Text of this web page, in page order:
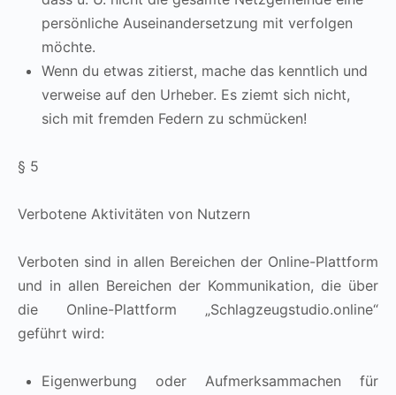
persönliche Auseinandersetzung mit verfolgen
möchte.
Wenn du etwas zitierst, mache das kenntlich und
verweise auf den Urheber. Es ziemt sich nicht,
sich mit fremden Federn zu schmücken!
§ 5
Verbotene Aktivitäten von Nutzern
Verboten sind in allen Bereichen der Online-Plattform
und in allen Bereichen der Kommunikation, die über
die Online-Plattform „Schlagzeugstudio.online“
geführt wird:
Eigenwerbung oder Aufmerksammachen für